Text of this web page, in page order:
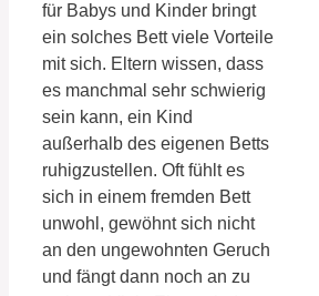
für Babys und Kinder bringt
ein solches Bett viele Vorteile
mit sich. Eltern wissen, dass
es manchmal sehr schwierig
sein kann, ein Kind
außerhalb des eigenen Betts
ruhigzustellen. Oft fühlt es
sich in einem fremden Bett
unwohl, gewöhnt sich nicht
an den ungewohnten Geruch
und fängt dann noch an zu